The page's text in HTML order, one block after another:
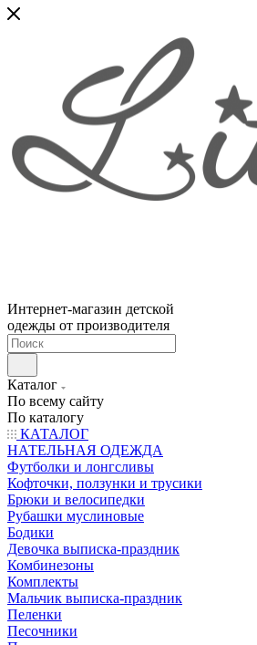
Интернет-магазин детской
одежды от производителя
Каталог
По всему сайту
По каталогу
КАТАЛОГ
НАТЕЛЬНАЯ ОДЕЖДА
Футболки и лонгсливы
Кофточки, ползунки и трусики
Брюки и велосипедки
Рубашки муслиновые
Бодики
Девочка выписка-праздник
Комбинезоны
Комплекты
Мальчик выписка-праздник
Пеленки
Песочники